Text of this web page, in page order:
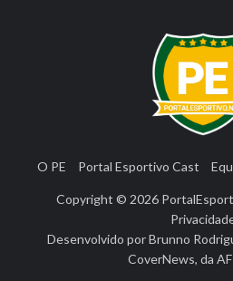
O PE Portal Esportivo Cast
Copyright © 2026
Desenvolvido porBrunno
CoverNews, da